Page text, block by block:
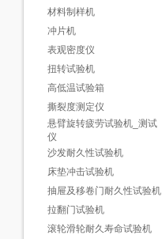
材料制样机
冲片机
表观密度仪
扭转试验机
高低温试验箱
撕裂度测定仪
悬臂旋转疲劳试验机_测试
仪
沙发耐久性试验机
床垫冲击试验机
抽屉及移卷门耐久性试验机
拉翻门试验机
滚轮滑轮耐久寿命试验机